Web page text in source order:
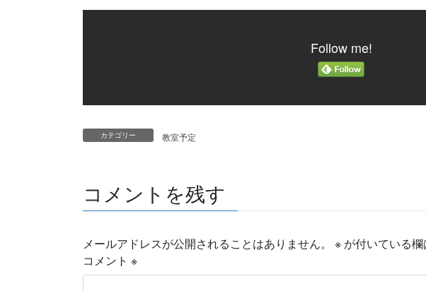
Follow me!
カテゴリー 教室予定
コメントを残す
メールアドレスが公開されることはありません。 ※ が付いている
コメント ※